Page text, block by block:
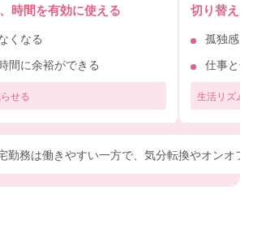
時間を有効に使える
くなる
間に余裕ができる
せる
切り替え
孤独感
仕事と
生活リズム
勤務は働きやすい一方で、気分転換やオンオフ